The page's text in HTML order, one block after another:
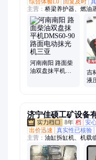
综合体验L0 回复及时
主营： 桥梁养护器、燃油
盘抹平机、电动暖风机、
钢筋笼绕筋机、手提钢筋
钢筋锯床、数控钢筋调直
箍机、钢筋滚丝机、螺旋
钢筋镦粗机、钢管调直机
泵
河南南阳 路面柴
油双盘抹平机
吉
液
济宁佳硕工矿设备
8年 档 安
出价迅速
真实性已核验
主营： 油缸拆缸机、机载
速路面抹平机、气相色谱
镀锌电缆挂钩、雾炮机、